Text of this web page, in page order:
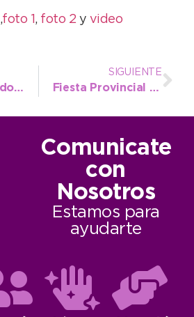
,foto 1 , foto 2 y video
Instituto Nº 31: dos carreras nuevas y resaltan compromiso de la gestión López
SIGUIENTE
Fiesta Provincial del Girasol: también habrá carnaval y murga
Comunicate
con
Nosotros
Estamos para
ayudarte